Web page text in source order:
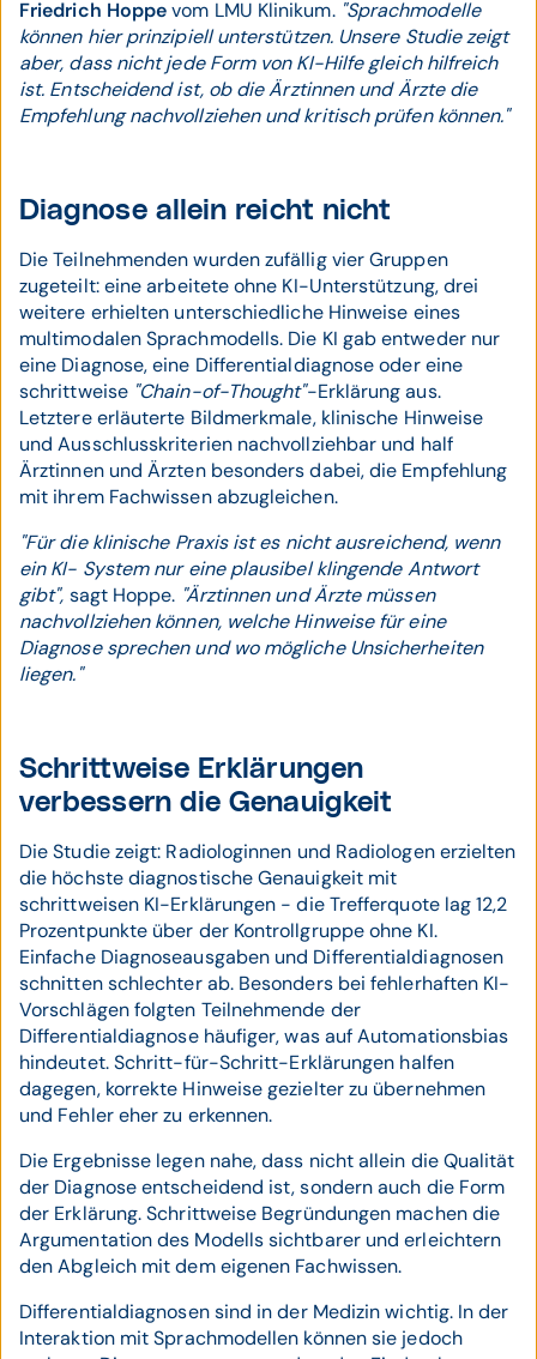
Friedrich Hoppevom LMU Klinikum. "Sprachmodelle
können hier prinzipiell unterstützen. Unsere Studie zeigt
aber, dass nicht jede Form von KI-Hilfe gleich hilfreich
ist. Entscheidend ist, ob die Ärztinnen und Ärzte die
Empfehlung nachvollziehen und kritisch prüfen können."
Diagnose allein reicht nicht
Die Teilnehmenden wurden zufällig vier Gruppen
zugeteilt: eine arbeitete ohne KI-Unterstützung, drei
weitere erhielten unterschiedliche Hinweise eines
multimodalen Sprachmodells. Die KI gab entweder nur
eine Diagnose, eine Differentialdiagnose oder eine
schrittweise"Chain-of-Thought"-Erklärung aus.
Letztere erläuterte Bildmerkmale, klinische Hinweise
und Ausschlusskriterien nachvollziehbar und half
Ärztinnen und Ärzten besonders dabei, die Empfehlung
mit ihrem Fachwissen abzugleichen.
"Für die klinische Praxis ist es nicht ausreichend, wenn
ein KI- System nur eine plausibel klingende Antwort
gibt", sagt Hoppe. "Ärztinnen und Ärzte müssen
nachvollziehen können, welche Hinweise für eine
Diagnose sprechen und wo mögliche Unsicherheiten
liegen."
Schrittweise Erklärungen
verbessern die Genauigkeit
Die Studie zeigt: Radiologinnen und Radiologen erzielten
die höchste diagnostische Genauigkeit mit
schrittweisen KI-Erklärungen - die Trefferquote lag 12,2
Prozentpunkte über der Kontrollgruppe ohne KI.
Einfache Diagnoseausgaben und Differentialdiagnosen
schnitten schlechter ab. Besonders bei fehlerhaften KI-
Vorschlägen folgten Teilnehmende der
Differentialdiagnose häufiger, was auf Automationsbias
hindeutet. Schritt-für-Schritt-Erklärungen halfen
dagegen, korrekte Hinweise gezielter zu übernehmen
und Fehler eher zu erkennen.
Die Ergebnisse legen nahe, dass nicht allein die Qualität
der Diagnose entscheidend ist, sondern auch die Form
der Erklärung. Schrittweise Begründungen machen die
Argumentation des Modells sichtbarer und erleichtern
den Abgleich mit dem eigenen Fachwissen.
Differentialdiagnosen sind in der Medizin wichtig. In der
Interaktion mit Sprachmodellen können sie jedoch